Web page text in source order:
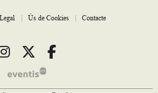
| Ús de Cookies | Contacte
Link a instagram
Link a twitter
Link a facebook